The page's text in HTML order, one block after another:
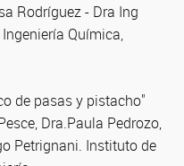
Rodríguez - Dra Ing
Química,
de pasas y pistacho"
Dra.Paula Pedrozo,
Petrignani. Instituto de